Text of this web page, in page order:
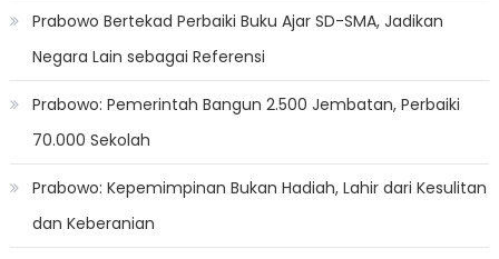
Prabowo Bertekad Perbaiki Buku Ajar SD-SMA, Jadikan
Negara Lain sebagai Referensi
Prabowo: Pemerintah Bangun 2.500 Jembatan, Perbaiki
70.000 Sekolah
Prabowo: Kepemimpinan Bukan Hadiah, Lahir dari Kesulitan
dan Keberanian